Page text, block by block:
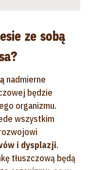
ze sobą
nadmierne
będzie
organizmu.
wszystkim
i dysplazji.
tłuszczową będą